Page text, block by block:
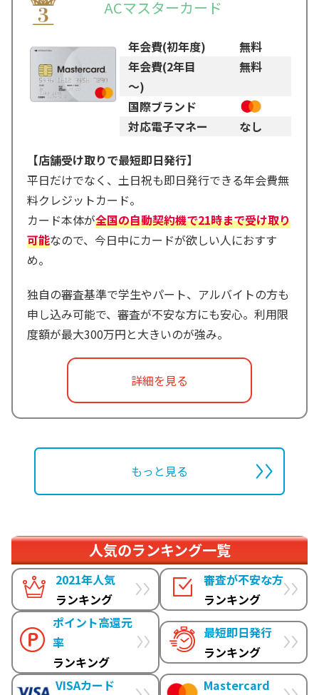
ACマスターカード
年会費(初年度)
無料
年会費(2年目
～)
無料
国際ブランド
対応電子マネー
なし
【店舗受け取りで最短即日発行】
平日だけでなく、土日祝も即日発行できる年会費無
料クレジットカード。
カード本体が全国の自動契約機で21時まで受け取り
可能なので、今日中にカードが欲しい人におすす
め。
独自の審査基準で学生やパート、アルバイトの方も
申し込み可能で、審査が不安な方にも安心。利用限
度額が最大300万円と大きいのが強み。
詳細を見る
もっと見る
人気のランキング一覧
2021年人気
ランキング
審査が不安な方
ランキング
ポイント高還元
率
ランキング
最短即日発行
ランキング
VISAカード
Mastercard